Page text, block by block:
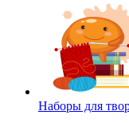
Наборы для